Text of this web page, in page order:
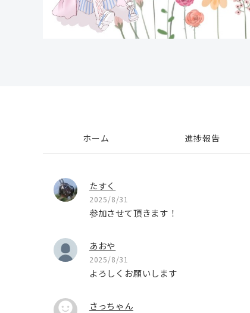
ホーム 進捗報告
たすく
2025/8/31
参加させて頂きます！
あおや
2025/8/31
よろしくお願いします
さっちゃん